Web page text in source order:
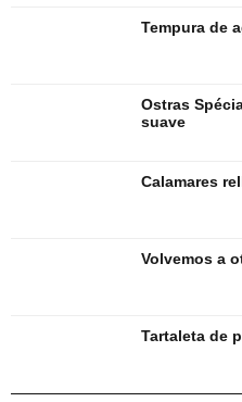
Tempura de
Ostras
suave
Calamares
Volvemos a
Tartaleta de